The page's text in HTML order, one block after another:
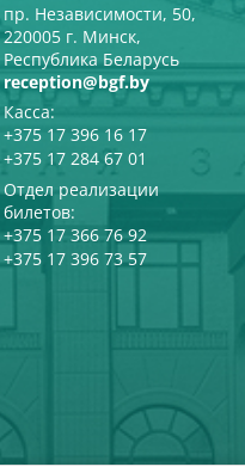
пр. Независимости, 50,
220005 г. Минск,
Республика Беларусь
reception@bgf.by
Касса:
+375 17 396 16 17
+375 17 284 67 01
Отдел реализации
билетов:
+375 17 366 76 92
+375 17 396 73 57